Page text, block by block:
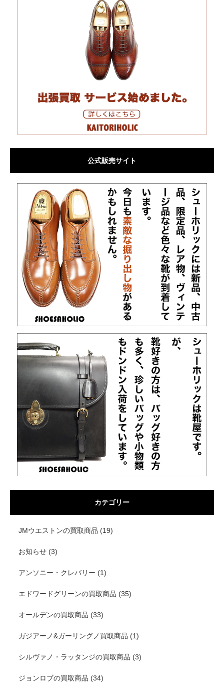
公式販売サイト
カテゴリー
JMウエストンの買取商品 (19)
お知らせ (3)
アンソニー・クレバリー (1)
エドワードグリーンの買取商品 (35)
オールデンの買取商品 (33)
ガジアーノ&ガーリングノ買取商品 (1)
シルヴァノ・ラッタンジの買取商品 (3)
ジョンロブの買取商品 (34)